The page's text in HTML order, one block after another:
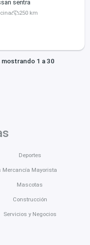
sentra
250 km
1 a 30
Deportes
Mercancía Mayorista
Mascotas
Construcción
Servicios y Negocios